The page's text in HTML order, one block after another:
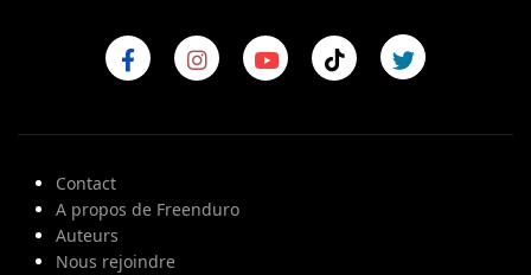
Contact
A propos de Freenduro
Auteurs
Nous rejoindre